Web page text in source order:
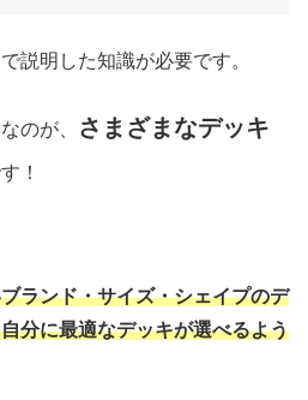
説明した知識が必要です。
のが、
さまざまなデッキ
！
ランド・サイズ・シェイプのデ
分に最適なデッキが選べるよう